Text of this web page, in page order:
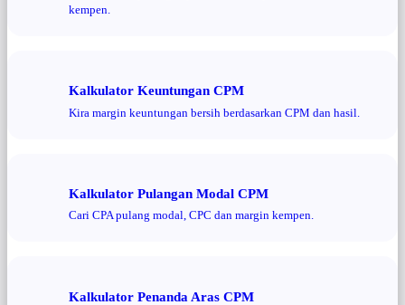
kempen.
Kalkulator Keuntungan CPM
Kira margin keuntungan bersih berdasarkan CPM dan hasil.
Kalkulator Pulangan Modal CPM
Cari CPA pulang modal, CPC dan margin kempen.
Kalkulator Penanda Aras CPM